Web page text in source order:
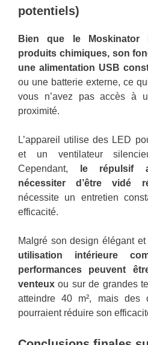
potentiels)
Bien que le Moskinator
produits chimiques, son
une alimentation USB
ou une batterie externe, ce
vous n’avez pas accès à
proximité.
L’appareil utilise des LED
et un ventilateur
Cependant, le répulsif
nécessiter d’être vidé
nécessite un entretien
efficacité.
Malgré son design élégant et
utilisation intérieure
performances peuvent
venteux ou sur de grandes
atteindre 40 m², mais des
pourraient réduire son